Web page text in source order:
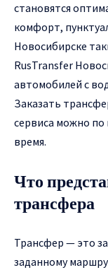
становятся
комфорт,
Новосибирске
RusTransfer
автомобилей с
Заказать
сервиса можно
время.
Что
трансфера
Трансфер — это
заданному